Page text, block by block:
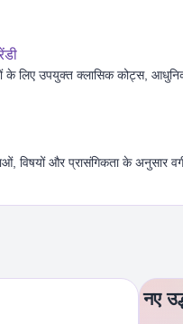
के लिए उपयुक्त क्लासिक कोट्स,
विषयों और प्रासंगिकता के अनुसार
नए